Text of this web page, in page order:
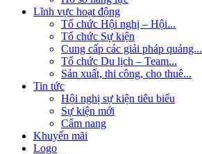
Lĩnh vực hoạt động
Tổ chức Hội nghị – Hội...
Tổ chức Sự kiện
Cung cấp các giải pháp quảng...
Tổ chức Du lịch – Team...
Sản xuất, thi công, cho thuê...
Tin tức
Hội nghị sự kiện tiêu biểu
Sự kiện mới
Cẩm nang
Khuyến mãi
Logo